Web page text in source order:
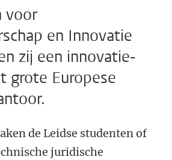
voor
en Innovatie
zij een innovatie-
grote Europese
de Leidse studenten of
juridische